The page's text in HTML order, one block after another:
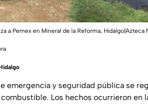
a Pemex en Mineral de la Reforma, Hidalgo|Azteca
emergencia y seguridad pública se
Los hechos ocurrieron en